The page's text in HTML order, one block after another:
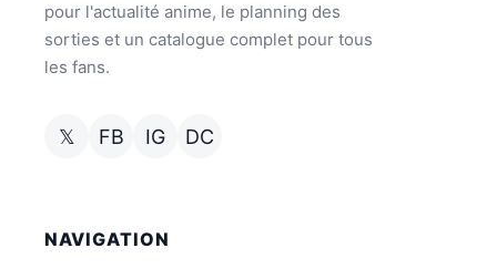
pour l'actualité anime, le planning des
sorties et un catalogue complet pour tous
les fans.
𝕏 FB IG DC
NAVIGATION